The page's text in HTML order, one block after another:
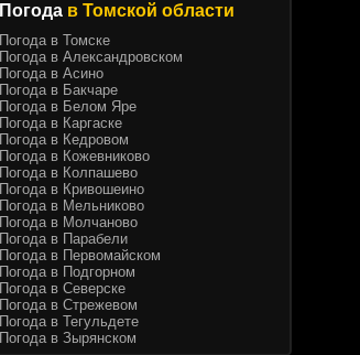
Погода в Томской области
Погода в Томске
Погода в Александровском
Погода в Асино
Погода в Бакчаре
Погода в Белом Яре
Погода в Каргаске
Погода в Кедровом
Погода в Кожевниково
Погода в Колпашево
Погода в Кривошеино
Погода в Мельниково
Погода в Молчаново
Погода в Парабели
Погода в Первомайском
Погода в Подгорном
Погода в Северске
Погода в Стрежевом
Погода в Тегульдете
Погода в Зырянском